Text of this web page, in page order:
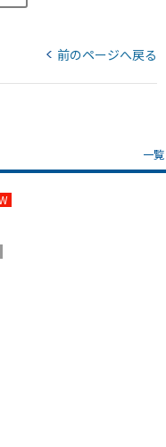
前のページへ戻る
一覧